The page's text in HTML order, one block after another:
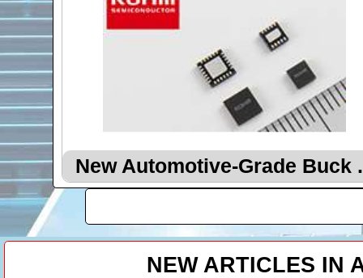
New Automotive-Grade Buck
NEW ARTICLES IN